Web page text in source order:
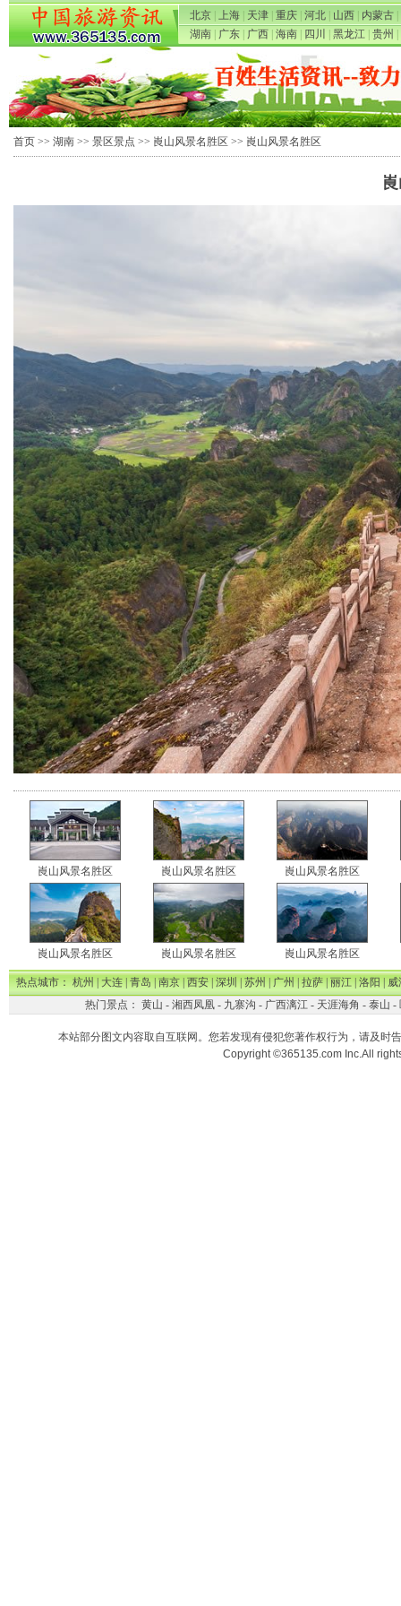
北京 上海 天津 重庆 河北 山西 内蒙古
湖南
广东 广西 海南 四川 黑龙江 贵州
首页 >> 湖南 >> 景区景点 >> 崀山风景名胜区 >> 崀山风景名胜区
崀山风景名胜区 崀山风景名胜区 崀山风景名胜区
崀山风景名胜区 崀山风景名胜区 崀山风景名胜区
热点城市：杭州|大连|青岛|南京|西安|深圳|苏州|广州|拉萨|丽江|洛阳|威
热门景点： 黄山 - 湘西凤凰- 九寨沟 - 广西漓江- 天涯海角 - 泰山 -
本站部分图文内容取自互联网。您若发现有侵犯您著作权行为，请及时
Copyright ©365135.com Inc.All